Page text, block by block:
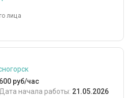
лица
600 руб/час
начала работы: 21.05.2026